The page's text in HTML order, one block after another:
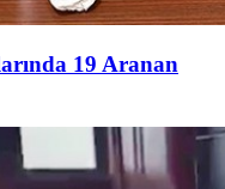
19 Aranan